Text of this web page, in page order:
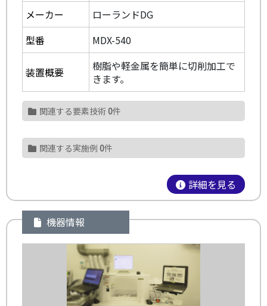
メーカー
ローランドDG
型番
MDX-540
装置概要
樹脂や軽金属を簡単に切削加工で
きます。
関連する要素技術0件
関連する実施例 0件
詳細を見る
機器情報